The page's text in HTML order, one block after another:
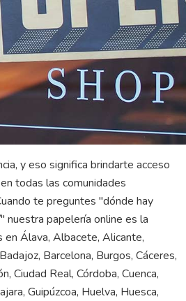
y eso significa brindarte acceso
todas las comunidades
te preguntes "dónde hay
nuestra papelería online es la
Álava, Albacete, Alicante,
Barcelona, Burgos, Cáceres,
Ciudad Real, Córdoba, Cuenca,
Guipúzcoa, Huelva, Huesca,